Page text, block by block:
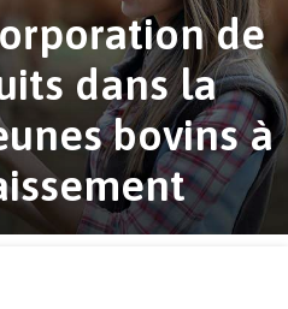
de
dans la
bovins à